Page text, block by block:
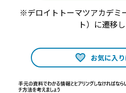
※デロイトトーマツアカデミ
ト）に遷移
お気に入